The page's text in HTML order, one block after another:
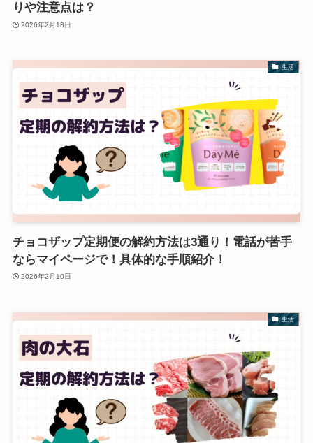
りや注意点は？
2026年2月18日
生活
チョコザップ定期便の解約方法は3通り！電話が苦手
ならマイページで！具体的な手順紹介！
2026年2月10日
生活